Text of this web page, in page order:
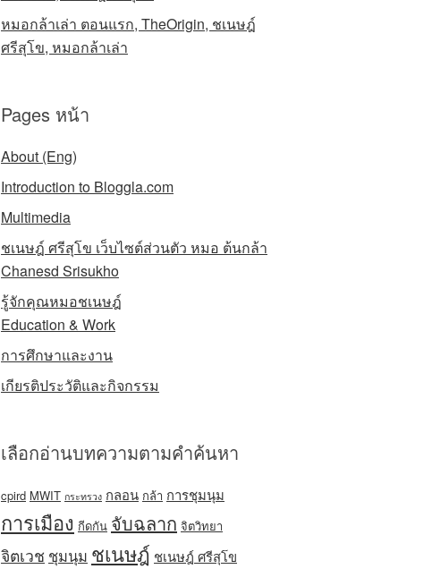
หมอกล้าเล่า ตอนแรก, TheOrigin, ชเนษฎ์
ศรีสุโข, หมอกล้าเล่า
Pages หน้า
About (Eng)
Introduction to Bloggla.com
Multimedia
ชเนษฎ์ ศรีสุโข เว็บไซต์ส่วนตัว หมอ ต้นกล้า
Chanesd Srisukho
รู้จักคุณหมอชเนษฎ์
Education & Work
การศึกษาและงาน
เกียรติประวัติและกิจกรรม
เลือกอ่านบทความตามคำค้นหา
cpird MWIT กระทรวง กลอน กล้า การชุมนุม
การเมือง กีดกัน จับฉลาก จิตวิทยา
จิตเวช ชุมนุม ชเนษฎ์ ชเนษฎ์ ศรีสุโข